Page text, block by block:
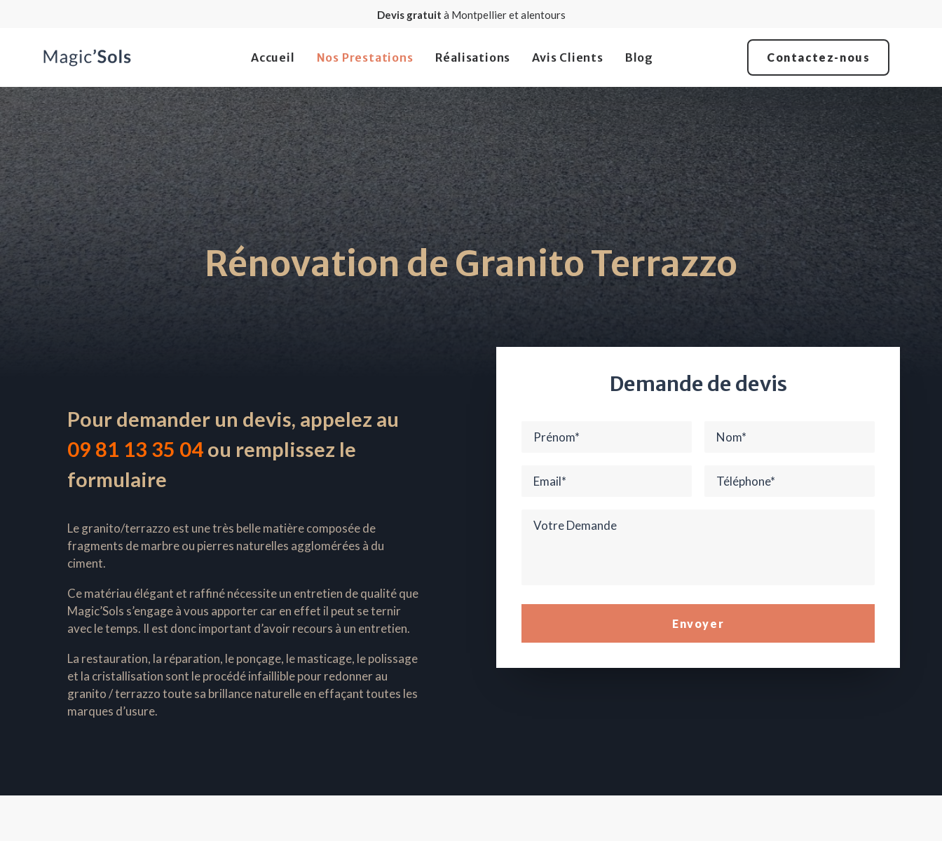
Devis gratuit à Montpellier et alentours
Accueil Nos Prestations Réalisations Avis Clients Blog Contactez-nous
Rénovation de Granito Terrazzo
Pour demander un devis, appelez au
09 81 13 35 04 ou remplissez le
formulaire
Le granito/terrazzo est une très belle matière composée de
fragments de marbre ou pierres naturelles agglomérées à du
ciment.
Ce matériau élégant et raffiné nécessite un entretien de qualité que
Magic’Sols s’engage à vous apporter car en effet il peut se ternir
avec le temps. Il est donc important d’avoir recours à un entretien.
La restauration, la réparation, le ponçage, le masticage, le polissage
et la cristallisation sont le procédé infaillible pour redonner au
granito / terrazzo toute sa brillance naturelle en effaçant toutes les
marques d’usure.
Demande de devis